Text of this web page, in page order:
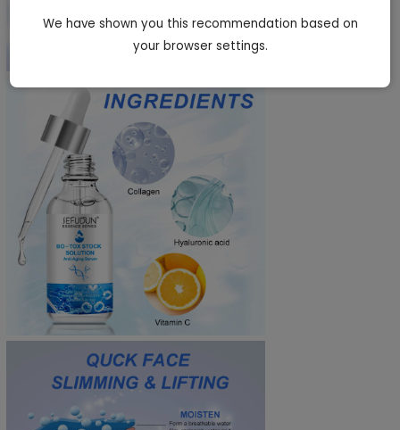
We have shown you this recommendation based on
your browser settings.